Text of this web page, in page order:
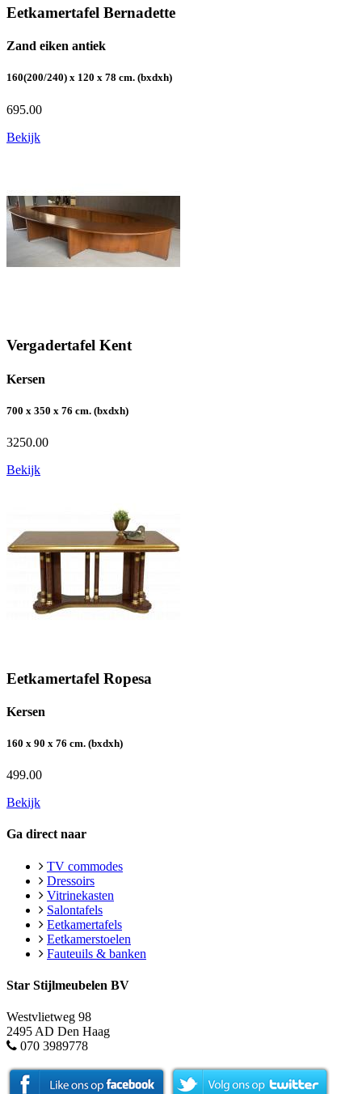
Eetkamertafel Bernadette
Zand eiken antiek
160(200/240) x 120 x 78 cm. (bxdxh)
695.00
Bekijk
Vergadertafel Kent
Kersen
700 x 350 x 76 cm. (bxdxh)
3250.00
Bekijk
Eetkamertafel Ropesa
Kersen
160 x 90 x 76 cm. (bxdxh)
499.00
Bekijk
Ga direct naar
TV commodes
Dressoirs
Vitrinekasten
Salontafels
Eetkamertafels
Eetkamerstoelen
Fauteuils & banken
Star Stijlmeubelen BV
Westvlietweg 98
2495 AD Den Haag
070 3989778